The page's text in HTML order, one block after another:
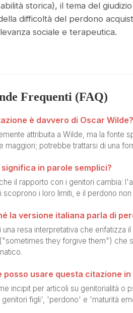
storica), il tema del giudizio
difficoltà del perdono
sociale e terapeutica.
Frequenti (FAQ)
è davvero di Oscar Wilde?
attribuita a Wilde, ma la fonte
maggiori; potrebbe trattarsi di una
significa in parole semplici?
il rapporto con i genitori cambia:
scoprono i loro limiti, e il perdono
la versione italiana parla di
una resa interpretativa che enfatizza
they forgive them") che
posso usare questa citazione in
incipit per articoli su genitorialità o
figli', 'perdono' e 'maturità